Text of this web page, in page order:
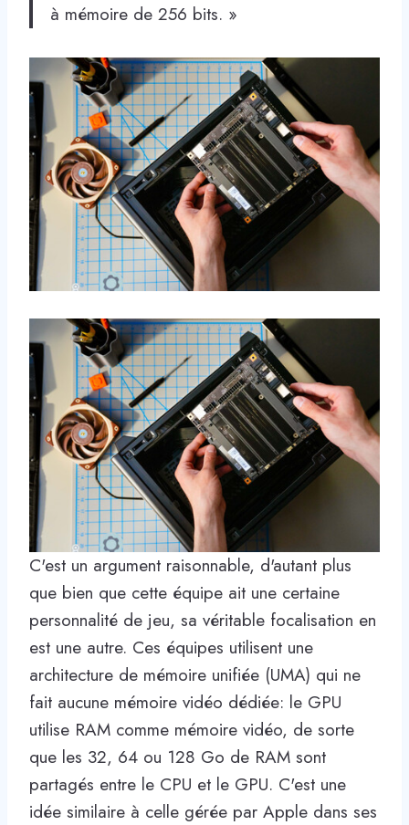
à mémoire de 256 bits. »
C'est un argument raisonnable, d'autant plus
que bien que cette équipe ait une certaine
personnalité de jeu, sa véritable focalisation en
est une autre. Ces équipes utilisent une
architecture de mémoire unifiée (UMA) qui ne
fait aucune mémoire vidéo dédiée: le GPU
utilise RAM comme mémoire vidéo, de sorte
que les 32, 64 ou 128 Go de RAM sont
partagés entre le CPU et le GPU. C'est une
idée similaire à celle gérée par Apple dans ses